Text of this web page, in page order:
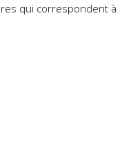
qui correspondent à